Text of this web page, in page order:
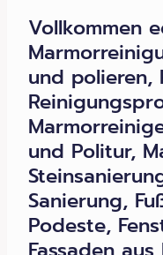
Vollkommen
und polieren,
und Politur,
Sanierung,
Podeste,